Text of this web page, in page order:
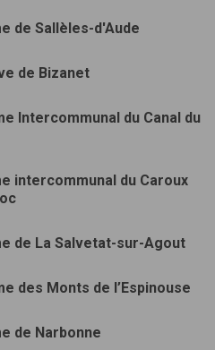
de Sallèles-d'Aude
de Bizanet
Intercommunal du Canal du
intercommunal du Caroux
de La Salvetat-sur-Agout
des Monts de l’Espinouse
de Narbonne